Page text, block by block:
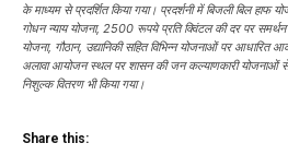
के माध्यम से प्रदर्शित किया गया। प्रदर्शनी में बिजली बिल हाफ
गोधन न्याय योजना, 2500 रूपये प्रति क्विंटल की दर पर समर्थन
योजना, गौठान, उद्यानिकी सहित विभिन्न योजनाओं पर आधारित
अलावा आयोजन स्थल पर शासन की जन कल्याणकारी योजनाओं
निशुल्क वितरण भी किया गया।
Share this: